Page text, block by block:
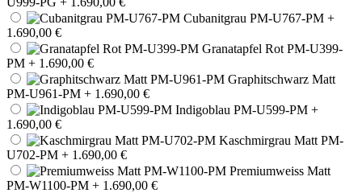
Cubanitgrau PM-U767-PM +
1.690,00 €
Granatapfel Rot PM-U399-
PM + 1.690,00 €
Graphitschwarz Matt
PM-U961-PM + 1.690,00 €
Indigoblau PM-U599-PM +
1.690,00 €
Kaschmirgrau Matt PM-
U702-PM + 1.690,00 €
Premiumweiss Matt
PM-W1100-PM + 1.690,00 €